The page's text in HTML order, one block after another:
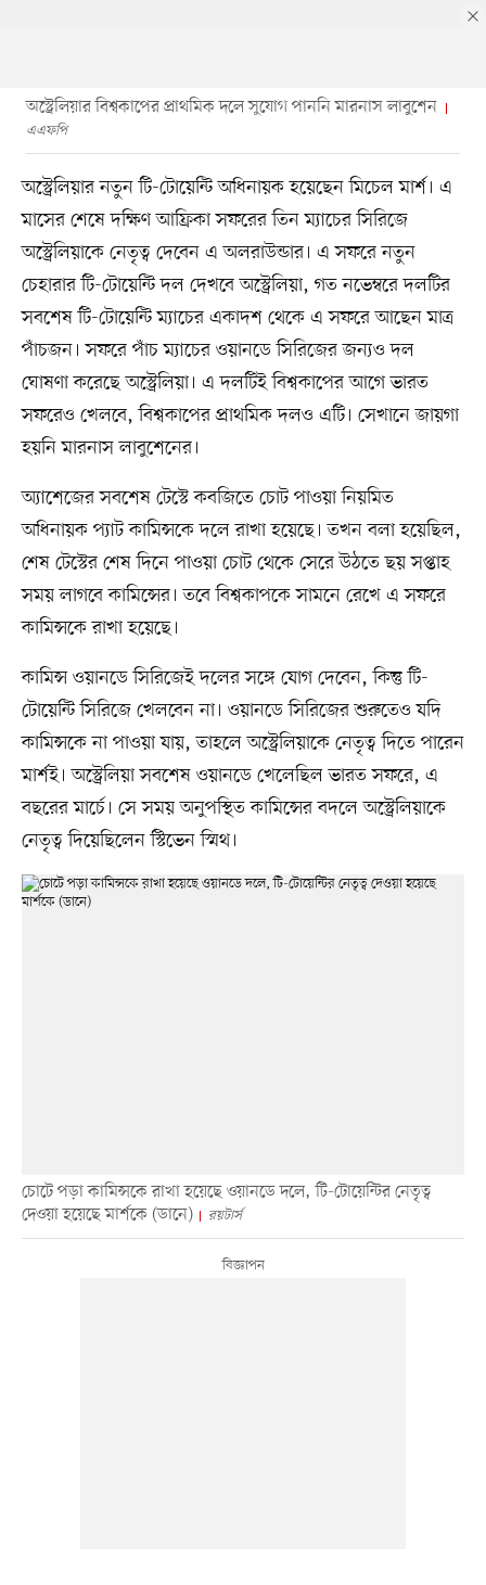
অস্ট্রেলিয়ার বিশ্বকাপের প্রাথমিক দলে সুযোগ পাননি মারনাস লাবুশেন
এএফপি
অস্ট্রেলিয়ার নতুন টি-টোয়েন্টি অধিনায়ক হয়েছেন মিচেল মার্শ। এ
মাসের শেষে দক্ষিণ আফ্রিকা সফরের তিন ম্যাচের সিরিজে
অস্ট্রেলিয়াকে নেতৃত্ব দেবেন এ অলরাউন্ডার। এ সফরে নতুন
চেহারার টি-টোয়েন্টি দল দেখবে অস্ট্রেলিয়া, গত নভেম্বরে দলটির
সবশেষ টি-টোয়েন্টি ম্যাচের একাদশ থেকে এ সফরে আছেন মাত্র
পাঁচজন। সফরে পাঁচ ম্যাচের ওয়ানডে সিরিজের জন্যও দল
ঘোষণা করেছে অস্ট্রেলিয়া। এ দলটিই বিশ্বকাপের আগে ভারত
সফরেও খেলবে, বিশ্বকাপের প্রাথমিক দলও এটি। সেখানে জায়গা
হয়নি মারনাস লাবুশেনের।
অ্যাশেজের সবশেষ টেস্টে কবজিতে চোট পাওয়া নিয়মিত
অধিনায়ক প্যাট কামিন্সকে দলে রাখা হয়েছে। তখন বলা হয়েছিল,
শেষ টেস্টের শেষ দিনে পাওয়া চোট থেকে সেরে উঠতে ছয় সপ্তাহ
সময় লাগবে কামিন্সের। তবে বিশ্বকাপকে সামনে রেখে এ সফরে
কামিন্সকে রাখা হয়েছে।
কামিন্স ওয়ানডে সিরিজেই দলের সঙ্গে যোগ দেবেন, কিন্তু টি-
টোয়েন্টি সিরিজে খেলবেন না। ওয়ানডে সিরিজের শুরুতেও যদি
কামিন্সকে না পাওয়া যায়, তাহলে অস্ট্রেলিয়াকে নেতৃত্ব দিতে পারেন
মার্শই। অস্ট্রেলিয়া সবশেষ ওয়ানডে খেলেছিল ভারত সফরে, এ
বছরের মার্চে। সে সময় অনুপস্থিত কামিন্সের বদলে অস্ট্রেলিয়াকে
নেতৃত্ব দিয়েছিলেন স্টিভেন স্মিথ।
চোটে পড়া কামিন্সকে রাখা হয়েছে ওয়ানডে দলে, টি-টোয়েন্টির নেতৃত্ব
দেওয়া হয়েছে মার্শকে (ডানে)
রয়টার্স